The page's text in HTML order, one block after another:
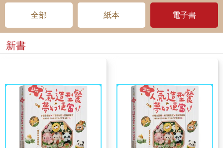
全部 紙本 電子書
新書